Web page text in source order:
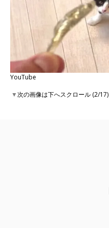
YouTube
▼次の画像は下へスクロール (2/17)